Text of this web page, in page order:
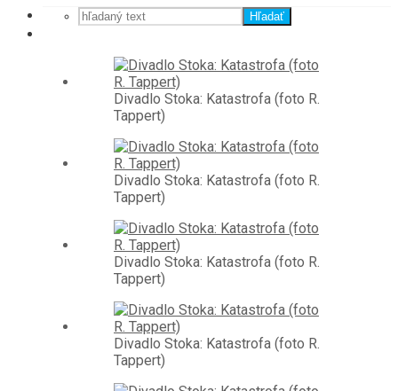
Hľadať
Divadlo Stoka: Katastrofa (foto R.
Tappert)
Divadlo Stoka: Katastrofa (foto R.
Tappert)
Divadlo Stoka: Katastrofa (foto R.
Tappert)
Divadlo Stoka: Katastrofa (foto R.
Tappert)